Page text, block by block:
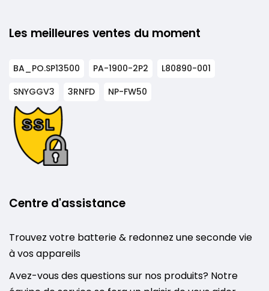
Les meilleures ventes du moment
BA_PO.SP13500 PA-1900-2P2
L80890-001
SNYGGV3
3RNFD NP-FW50
Centre d'assistance
Trouvez votre batterie & redonnez une seconde vie
à vos appareils
Avez-vous des questions sur nos produits? Notre